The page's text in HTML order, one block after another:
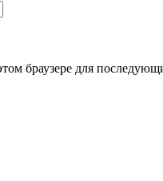
браузере для